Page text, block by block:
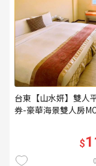
台東【山水妍】雙人
券-豪華海景雙人房
$
0